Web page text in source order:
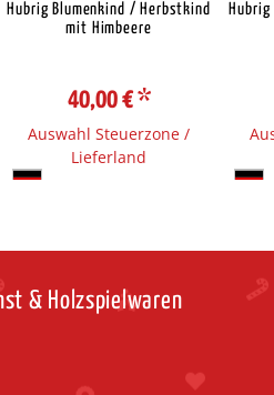
Hubrig Blumenkind / Herbstkind
mit Himbeere
40,00 €*
Auswahl Steuerzone /
Lieferland
& Holzspielwaren